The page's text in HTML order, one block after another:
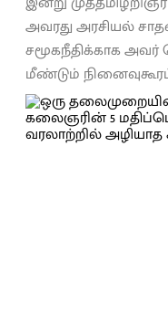
அவரது அரசியல்
சமூகநீதிக்காக
மீண்டும்